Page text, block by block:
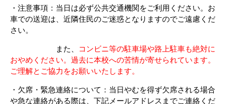
・注意事項：当日は必ず公共交通機関をご利用ください。お
車での送迎は、近隣住民のご迷惑となりますのでご遠慮くだ
さい。
また、
コンビニ等の駐車場や路上駐車も絶対に
おやめください。過去に本校への苦情が寄せられています。
ご理解とご協力をお願いいたします。
・欠席・緊急連絡について：当日やむを得ず欠席される場合
や急な連絡がある際は、下記メールアドレスまでご連絡くだ